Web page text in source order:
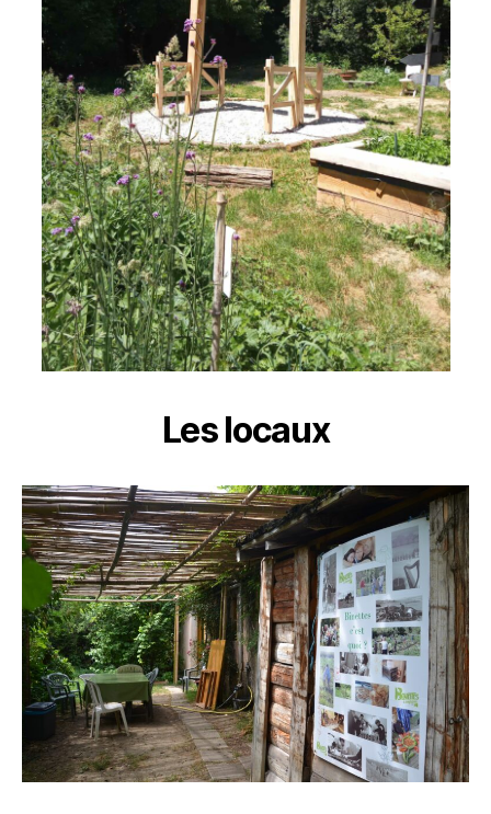
Les locaux